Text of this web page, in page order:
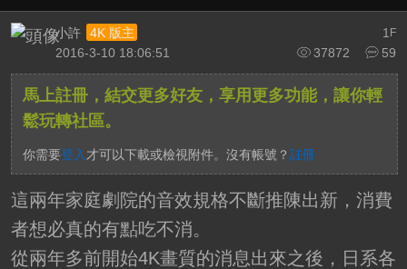
1 F
小許
4K 版主
37872
59
2016-3-10 18:06:51
馬上註冊，結交更多好友，享用更多功能，讓你輕
鬆玩轉社區。
你需要登入 才可以下載或檢視附件。沒有帳號？ 註冊
這兩年家庭劇院的音效規格不斷推陳出新，消費
者想必真的有點吃不消。
從兩年多前開始4K畫質的消息出來之後，日系各